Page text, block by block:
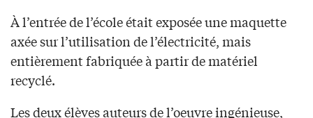
À l’entrée de l’école était exposée une maquette
axée sur l’utilisation de l’électricité, mais
entièrement fabriquée à partir de matériel
recyclé.
Les deux élèves auteurs de l’oeuvre ingénieuse,